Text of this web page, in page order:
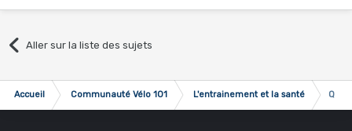
Aller sur la liste des sujets
Accueil Communauté Vélo 101 L'entrainement et la santé